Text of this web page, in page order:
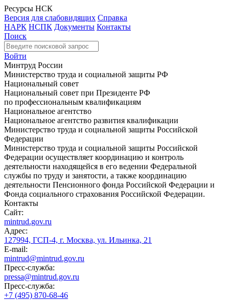
Ресурсы НСК
Версия для слабовидящих Справка
НАРК НСПК Документы Контакты
Поиск
Войти
Минтруд России
Министерство труда и социальной защиты РФ
Национальный совет
Национальный совет при Президенте РФ
по профессиональным квалификациям
Национальное агентство
Национальное агентство развития квалификации
Министерство труда и социальной защиты Российской
Федерации
Министерство труда и социальной защиты Российской
Федерации осуществляет координацию и контроль
деятельности находящейся в его ведении Федеральной
службы по труду и занятости, а также координацию
деятельности Пенсионного фонда Российской Федерации и
Фонда социального страхования Российской Федерации.
Контакты
Сайт:
mintrud.gov.ru
Адрес:
127994, ГСП-4, г. Москва, ул. Ильинка, 21
E-mail:
mintrud@mintrud.gov.ru
Пресс-служба:
pressa@mintrud.gov.ru
Пресс-служба:
+7 (495) 870-68-46